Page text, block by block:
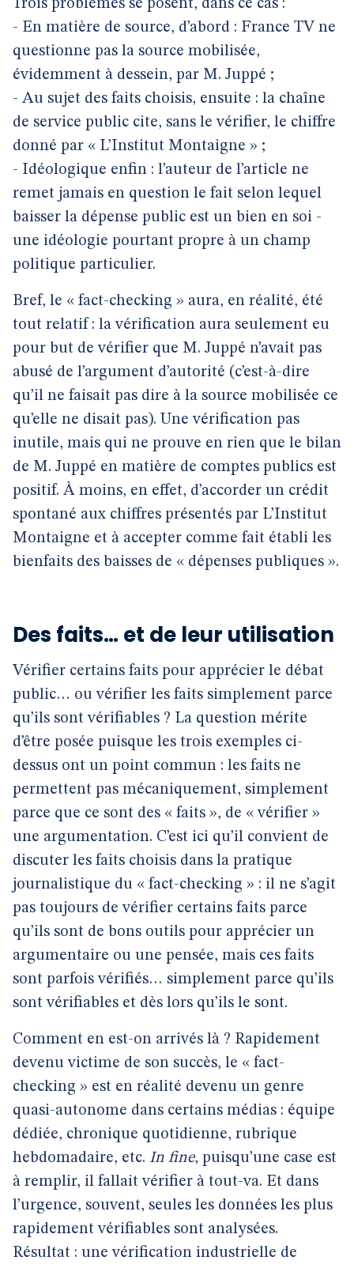
Trois problèmes se posent, dans ce cas :
- En matière de source, d’abord : France TV ne
questionne pas la source mobilisée,
évidemment à dessein, par M. Juppé ;
- Au sujet des faits choisis, ensuite : la chaîne
de service public cite, sans le vérifier, le chiffre
donné par « L’Institut Montaigne » ;
- Idéologique enfin : l’auteur de l’article ne
remet jamais en question le fait selon lequel
baisser la dépense public est un bien en soi -
une idéologie pourtant propre à un champ
politique particulier.
Bref, le « fact-checking » aura, en réalité, été
tout relatif : la vérification aura seulement eu
pour but de vérifier que M. Juppé n’avait pas
abusé de l’argument d’autorité (c’est-à-dire
qu’il ne faisait pas dire à la source mobilisée ce
qu’elle ne disait pas). Une vérification pas
inutile, mais qui ne prouve en rien que le bilan
de M. Juppé en matière de comptes publics est
positif. À moins, en effet, d’accorder un crédit
spontané aux chiffres présentés par L’Institut
Montaigne et à accepter comme fait établi les
bienfaits des baisses de « dépenses publiques ».
Des faits… et de leur utilisation
Vérifier certains faits pour apprécier le débat
public… ou vérifier les faits simplement parce
qu’ils sont vérifiables ? La question mérite
d’être posée puisque les trois exemples ci-
dessus ont un point commun : les faits ne
permettent pas mécaniquement, simplement
parce que ce sont des « faits », de « vérifier »
une argumentation. C’est ici qu’il convient de
discuter les faits choisis dans la pratique
journalistique du « fact-checking » : il ne s’agit
pas toujours de vérifier certains faits parce
qu’ils sont de bons outils pour apprécier un
argumentaire ou une pensée, mais ces faits
sont parfois vérifiés… simplement parce qu’ils
sont vérifiables et dès lors qu’ils le sont.
Comment en est-on arrivés là ? Rapidement
devenu victime de son succès, le « fact-
checking » est en réalité devenu un genre
quasi-autonome dans certains médias : équipe
dédiée, chronique quotidienne, rubrique
hebdomadaire, etc. In fine, puisqu’une case est
à remplir, il fallait vérifier à tout-va. Et dans
l’urgence, souvent, seules les données les plus
rapidement vérifiables sont analysées.
Résultat : une vérification industrielle de